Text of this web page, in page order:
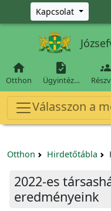
Ugrás a fő tartalomra
Kapcsolat

Otthon

Ügyintéz…
Válasszon a
Otthon Hirdetőtábla
2022-es
eredményeink